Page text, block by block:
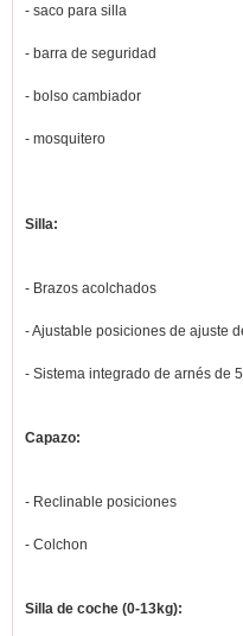
- saco para silla
- barra de seguridad
- bolso cambiador
- mosquitero
Silla:
- Brazos acolchados
- Ajustable posiciones de ajuste
- Sistema integrado de arnés de
Capazo:
- Reclinable posiciones
- Colchon
Silla de coche (0-13kg):